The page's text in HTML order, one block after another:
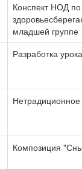
Конспект НОД
младшей группе
Разработка
Нетрадиционное
Композиция